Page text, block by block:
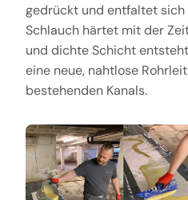
gedrückt und entfaltet sich
Schlauch härtet mit der
und dichte Schicht
eine neue, nahtlose
bestehenden Kanals.